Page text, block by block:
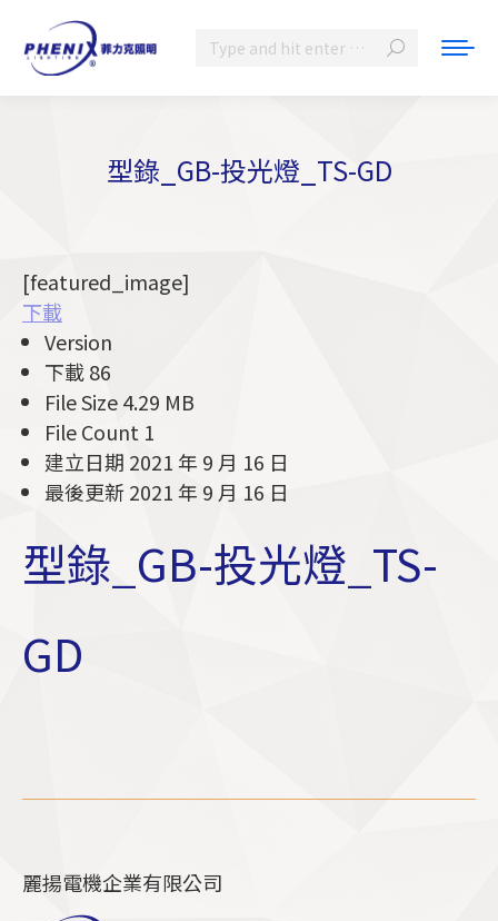
Search:
型錄_GB-投光燈_TS-GD
[featured_image]
下載
Version
下載86
File Size4.29 MB
File Count 1
建立日期 2021 年 9 月 16 日
最後更新2021 年 9 月 16 日
型錄_GB-投光燈_TS-
GD
麗揚電機企業有限公司